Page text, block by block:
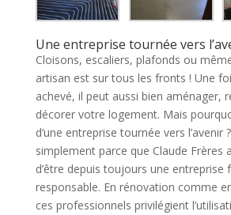
Une entreprise tournée vers
Cloisons, escaliers, plafonds ou
artisan est sur tous les fronts ! Une
achevé, il peut aussi bien aménager,
décorer votre logement. Mais
d’une entreprise tournée vers l’avenir
simplement parce que Claude Frères
d’être depuis toujours une entreprise
responsable. En rénovation comme
ces professionnels privilégient